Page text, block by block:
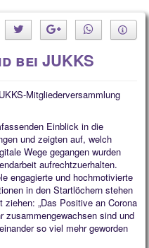
bei JUKKS
Mitgliederversammlung
Einblick in die
und zeigten auf, welch
Wege gegangen wurden
aufrechtzuerhalten.
engagierte und hochmotivierte
in den Startlöchern stehen
„Das Positive an Corona
sind und
so viel mehr geworden